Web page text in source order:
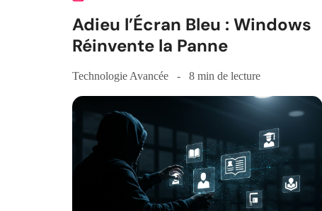
Adieu l’Écran Bleu : Windows
Réinvente la Panne
Technologie Avancée 8 min de lecture